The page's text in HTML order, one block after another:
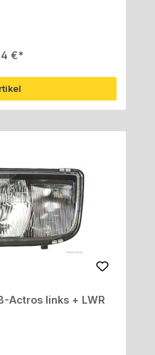
Preis:
€
Actros links + LWR